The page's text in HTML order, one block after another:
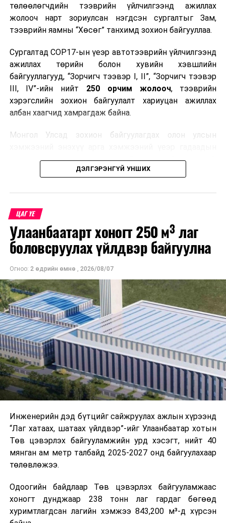
төлөөлөгчдийн тээврийн үйлчилгээнд ажиллах
жолооч нарт зориулсан нэгдсэн сургалтыг Зам,
тээврийн яамны “Хөсөг” танхимд зохион байгууллаа.
Сургалтад COP17-ын үеэр автотээврийн үйлчилгээнд
ажиллах төрийн болон хувийн хэвшлийн
байгууллагууд, “Зорчигч тээвэр I, II”, “Зорчигч тээвэр
III, IV”-ийн нийт 250 орчим жолооч, тээврийн
хэрэгслийн зохион байгуулалт хариуцан ажиллах
албан хаагчид хамрагдаж байна.
Монгол Улсад зохион байгуулагдах олон улсын
зочид, төлөөлөгчдөд аюулгүй, шуурхай, соёлтой,
мэргэжлийн түвшинд тээврийн үйлчилгээ үзүүлэх
зохион байгуулалтын онцлог, зочид, төлөөлөгчдийн
ангилал, үйлчилгээний стандарт, жолооч нарын үүрэг
хариуцлага, сахилга бат, үйлчилгээний соёл, ёс зүй,
мэргэжлийн харилцааны талаар нэгдсэн мэдээлэл
өгчээ.
Түүнчлэн зочдыг нисэх буудлаас угтан авах, зочид
буудал болон арга хэмжээний байршилд хүргэх үе
шат, маршрут, хөдөлгөөний зохион байгуулалт,
цагийн менежмент, мэдээлэл дамжуулах журам,
холбогдох байгууллагуудын уялдаа холбоо, аюулгүй
ажиллагааны чиглэлээр жолооч нарыг сургалт, арга
зүйгээр хангаж байна.
Мөн зам тээврийн осол, саатал болон бусад эрсдэл,
онцгой нөхцөл үүссэн үед авах арга хэмжээ, ачаалал
өдөр тутмын ажлын бэлэн байдлыг хангах зэрэг
практик ур чадварыг сургалтын хөтөлбөрт тусгажээ.
Сургалтыг танилцуулах лекц, асуулт-хариулт,
жишээнд суурилсан сургалт, багаар ажиллах дасгал,
танилцах, онцгой нөхцөлд ажиллах дадлага зэрэг
онол, практик хосолсон хэлбэрээр зохион байгуулж
байна.
ДЭЛГЭРЭНГҮЙ УНШИХ
ЦАГ ҮЕ
Улаанбаатарт хоногт 250 м³ лаг
боловсруулах үйлдвэр байгуулна
Огноо: 2 өдрийн өмнө , 2026/08/07
Инженерийн дэд бүтцийг сайжруулах ажлын хүрээнд
“Лаг хатаах, шатаах үйлдвэр”-ийг Улаанбаатар хотын
Төв цэвэрлэх байгууламжийн урд хэсэгт, нийт 40
мянган ам метр талбайд 2025-2027 онд байгуулахаар
төлөвлөжээ.
Одоогийн байдлаар Төв цэвэрлэх байгууламжаас
хоногт дунджаар 238 тонн лаг гардаг бөгөөд
хуримтлагдсан лагийн хэмжээ 843,200 м³-д хүрсэн